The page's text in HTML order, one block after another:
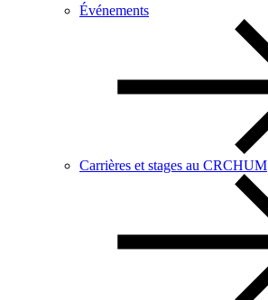
Événements
Carrières et stages au CRCHUM